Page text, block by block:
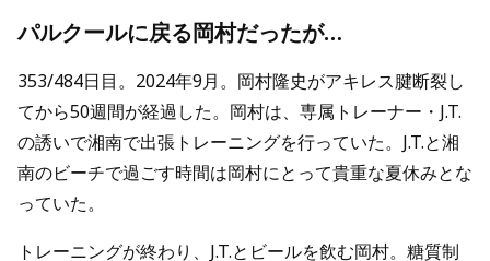
パルクールに戻る岡村だったが…
353/484日目。2024年9月。岡村隆史がアキレス腱断裂し
てから50週間が経過した。岡村は、専属トレーナー・J.T.
の誘いで湘南で出張トレーニングを行っていた。J.T.と湘
南のビーチで過ごす時間は岡村にとって貴重な夏休みとな
っていた。
トレーニングが終わり、J.T.とビールを飲む岡村。糖質制